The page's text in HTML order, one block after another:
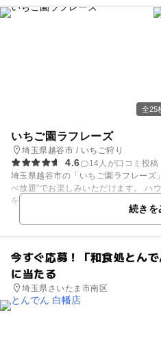
ります。 【いちご狩り情報】 期間:12月下旬から5月中旬まで 営業時間:
9：30～15：30 【ブルー
全25
いちご園ラフレーズ
埼玉県越谷市 / いちご狩り
4.6
14人が口コミ投稿
埼玉県越谷市の「いちご園ラフレーズ
べ放題”でお楽しみいただけます。 ハ
を問わず、快適にいちご狩り体験がで
ジューシー。 ご家族連れはもちろん
にもおすすめです。 お子さま連れで
どうぞ。 摘みたていちごの“旬の甘さ”をぜ
いちご狩り情報】 期間：2026年01月02日から2024年05月中旬 品種：紅
ほっぺ、あきひめ、かおり野、べにたま、よつぼし 営
5:00 インターネット予約
当日到着順受付有り ※赤いイチ
続きを
今すぐ応募！「和食処とん
に当たる
埼玉県さいたま市南区